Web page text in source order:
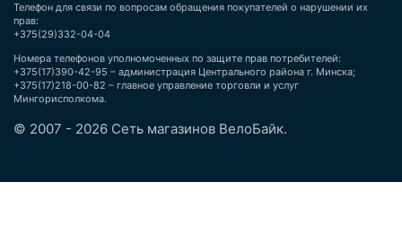
Телефон для связи по вопросам обращения покупателей о нарушении их
прав:
+375(29)332-04-04
Номера телефонов уполномоченных по защите прав потребителей:
+375(17)390-42-95 – администрация Центрального района г. Минска;
+375(17)218-00-82 – главное управление торговли и услуг
Мингорисполкома.
© 2007 - 2026 Сеть магазинов ВелоБайк.